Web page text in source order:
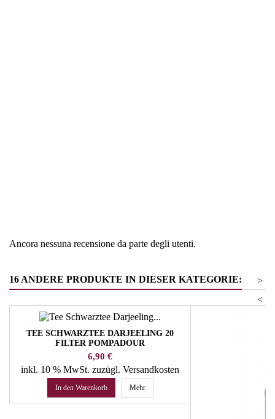
Ancora nessuna recensione da parte degli utenti.
16 ANDERE PRODUKTE IN DIESER KATEGORIE:
>
<
TEE SCHWARZTEE DARJEELING 20
FILTER POMPADOUR
Preis
6,90 €
inkl. 10 % MwSt. zuzügl. Versandkosten
In den Warenkorb Mehr